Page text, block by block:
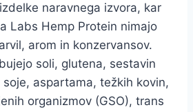
naravnega izvora, kar
Labs Hemp Protein nimajo
arom in konzervansov.
soli, glutena, sestavin
aspartama, težkih kovin,
organizmov (GSO), trans